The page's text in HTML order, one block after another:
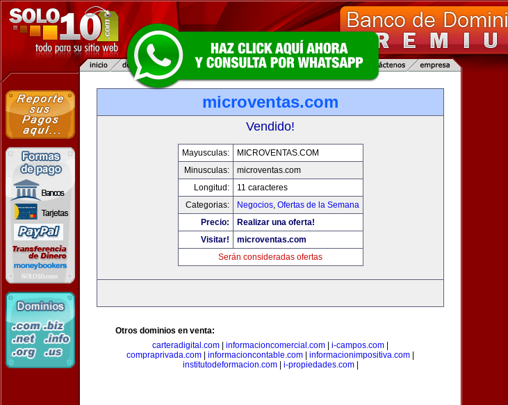
microventas.com
Vendido!
Mayusculas:
MICROVENTAS.COM
Minusculas:
microventas.com
Longitud:
11 caracteres
Categorias:
Negocios, Ofertas de la Semana
Precio:
Realizar una oferta!
Visitar!
microventas.com
Serán consideradas ofertas
Otros dominios en venta:
carteradigital.com
informacioncomercial.com i-campos.com
compraprivada.com
informacioncontable.com informacionimpositiva.com
institutodeformacion.com| i-propiedades.com|